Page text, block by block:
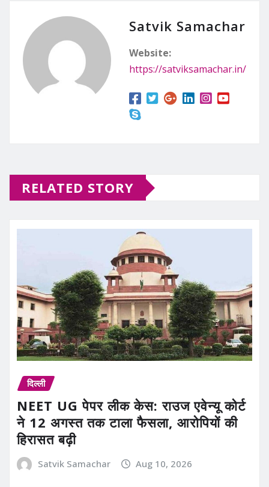
Satvik Samachar
Website:
https://satviksamachar.in/
RELATED STORY
दिल्ली
NEET UG पेपर लीक केस: राउज एवेन्यू कोर्ट
ने 12 अगस्त तक टाला फैसला, आरोपियों की
हिरासत बढ़ी
Satvik Samachar Aug 10, 2026